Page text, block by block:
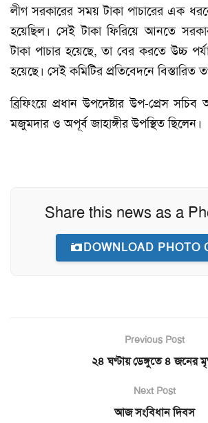
লীগ সরকারের সময় টাকা পাচারের এক
হয়েছিল। সেই টাকা ফিরিয়ে আনতে
টাকা পাচার হয়েছে, তা বের করতে উচ্চ
হয়েছে। সেই কমিটির প্রতিবেদনে বিস্তারিত
ব্রিফিংয়ে প্রধান উপদেষ্টার উপ-প্রেস
মজুমদার ও অপূর্ব জাহাঙ্গীর উপস্থিত ছিলেন।
Share this news as a
DOWNLOAD PHOTO
Previous Post
২৪ ঘণ্টায় ডেঙ্গুতে ৪ জনের
Next Post
আজ সংবিধান দিবস